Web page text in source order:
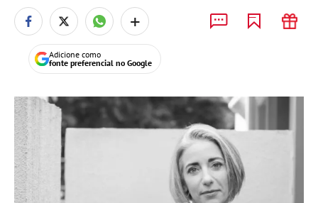
+
Adicione como
fonte preferencial no Google